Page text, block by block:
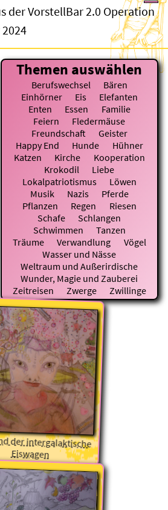
der VorstellBar 2.0 Operation
Themen auswählen
Berufswechsel
Bären
Einhörner
Eis
Elefanten
Enten
Essen
Familie
Feiern
Fledermäuse
Freundschaft
Geister
Happy End
Hunde
Hühner
Katzen
Kirche
Kooperation
Krokodil
Liebe
Lokalpatriotismus
Löwen
Musik
Nazis
Pferde
Pflanzen
Regen
Riesen
Schafe
Schlangen
Schwimmen
Tanzen
Träume
Verwandlung
Vögel
Wasser und Nässe
Weltraum und Außerirdische
Wunder, Magie und Zauberei
Zeitreisen
Zwerge Zwillinge
der intergalaktische
Eiswagen